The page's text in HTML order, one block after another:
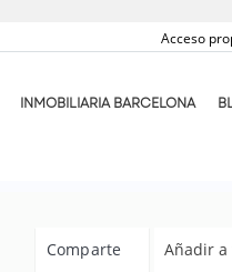
Acceso
INMOBILIARIA BARCELONA
Añadir a
Comparte